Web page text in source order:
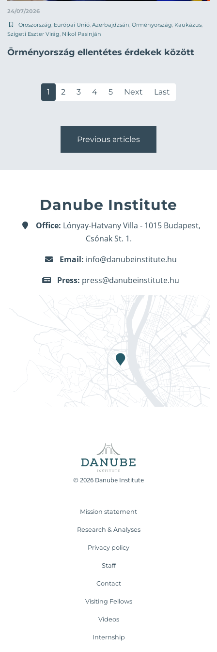
24/07/2026
Oroszország, Európai Unió, Azerbajdzsán, Örményország, Kaukázus,
Szigeti Eszter Virág, Nikol Pasinján
Örményország ellentétes érdekek között
1 2 3 4 5 Next Last
Previous articles
Danube Institute
Office: Lónyay-Hatvany Villa - 1015 Budapest,
Csónak St. 1.
Email: info@danubeinstitute.hu
Press: press@danubeinstitute.hu
© 2026 Danube Institute
Mission statement
Research & Analyses
Privacy policy
Staff
Contact
Visiting Fellows
Videos
Internship